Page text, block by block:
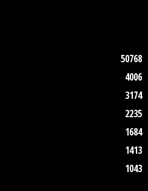
50768
4006
3174
2235
1684
1413
1043